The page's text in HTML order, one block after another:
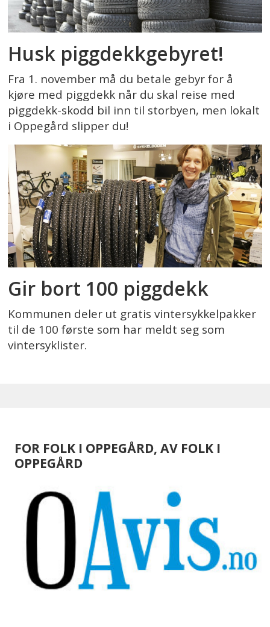
Husk piggdekkgebyret!
Fra 1. november må du betale gebyr for å
kjøre med piggdekk når du skal reise med
piggdekk-skodd bil inn til storbyen, men lokalt
i Oppegård slipper du!
Gir bort 100 piggdekk
Kommunen deler ut gratis vintersykkelpakker
til de 100 første som har meldt seg som
vintersyklister.
FOR FOLK I OPPEGÅRD, AV FOLK I
OPPEGÅRD